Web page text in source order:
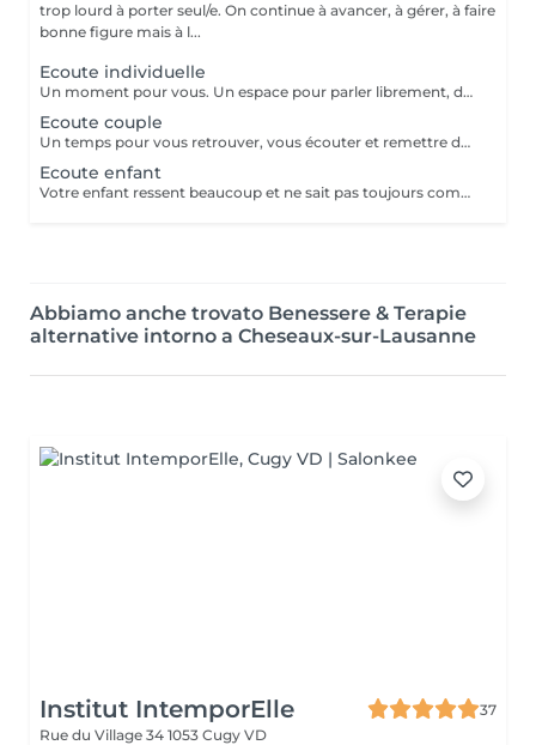
trop lourd à porter seul/e. On continue à avancer, à gérer, à faire
bonne figure mais à l...
Ecoute individuelle
Un moment pour vous. Un espace pour parler librement, déposer ce que vous vivez et mettre des mots, à votre rythme. Vous pouvez venir comme vous êtes. Il n'y a rien à préparer. Je vous accompagne avec douceur, présence. Un temps pour vous recentrer... Et repartir plus léger. Nombre de séances libre, selon vos besoins.
Ecoute couple
Un temps pour vous retrouver, vous écouter et remettre du lien. Je vous accompagne dans un espace neutre et bienveillant, pour déposer ce qui est là et avancer ensemble. Un moment pour comprendre, apaiser et retrouver un équilibre. Parfois, une seule séance permet déjà d'éclaircir et d'apaiser la situation. Vous pouvez prendre rendez-vous dès maintenant, à votre rythme.
Ecoute enfant
Votre enfant ressent beaucoup et ne sait pas toujours comment l'exprimer. Dans un espace doux et sécurisant, j'accompagne votre enfant à mettre des mots sur ce qu'il vit, à son rythme. À travers le jeu, le dessin et la parole, il peut déposer ses émotions et mieux les comprendre. Organisation : L'enfant est reçu seul(e) avec moi. Le parent peut rester à proximité. Un temps d'échange est prévu en début et en fin de séance. Durée : Temps avec le parent et l'enfant (début et fin) Temps individuel avec l'enfant Le nombre de séances s'adapte aux besoins de votre enfant. Vous pouvez prendre rendez-vous simplement, ou m'écrire si vous avez des questions.
Abbiamo anche trovato Benessere & Terapie
alternative intorno a Cheseaux-sur-Lausanne
Institut IntemporElle
37
Rue du Village 34 1053 Cugy VD